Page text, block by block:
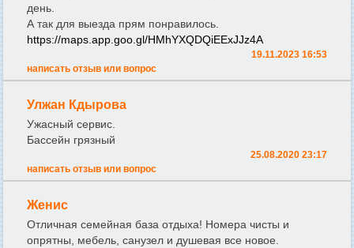
день.
А так для выезда прям понравилось.
https://maps.app.goo.gl/HMhYXQDQiEExJJz4A
19.11.2023 16:53
написать отзыв или вопрос
Улжан Кдырова
Ужасный сервис.
Бассейн грязный
25.08.2020 23:17
написать отзыв или вопрос
Женис
Отличная семейная база отдыха! Номера чисты и
опрятны, мебель, санузел и душевая все новое.